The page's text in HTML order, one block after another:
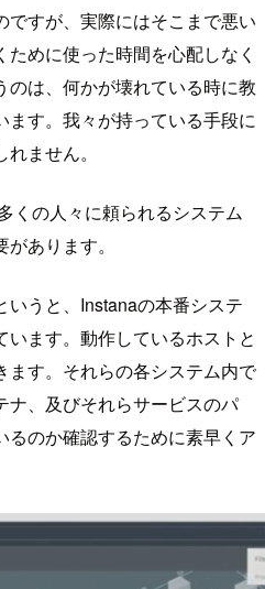
ですが、実際にはそこまで悪い
めに使った時間を心配しなく
は、何かが壊れている時に教
ます。我々が持っている手段に
ません。
くの人々に頼られるシステム
あります。
いうと、Instanaの本番システ
ます。動作しているホストと
ます。それらの各システム内で
ナ、及びそれらサービスのパ
るのか確認するために素早くア